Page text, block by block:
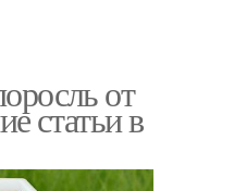
от
статьи в